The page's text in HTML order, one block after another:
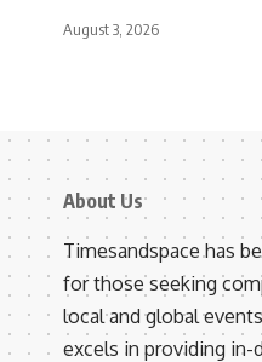
August 3, 2026
About Us
Timesandspace has
for those seeking
local and global
excels in providing in-